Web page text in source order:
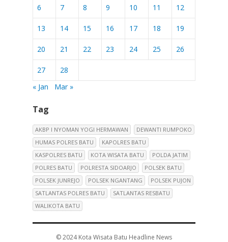
6 7 8 9 10 11 12
13 14 15 16 17 18 19
20 21 22 23 24 25 26
27
28
« Jan
Mar »
Tag
AKBP I NYOMAN YOGI HERMAWAN
DEWANTI RUMPOKO
HUMAS POLRES BATU
KAPOLRES BATU
KASPOLRES BATU
KOTA WISATA BATU
POLDA JATIM
POLRES BATU
POLRESTA SIDOARJO
POLSEK BATU
POLSEK JUNREJO
POLSEK NGANTANG
POLSEK PUJON
SATLANTAS POLRES BATU
SATLANTAS RESBATU
WALIKOTA BATU
© 2024Kota Wisata Batu Headline News